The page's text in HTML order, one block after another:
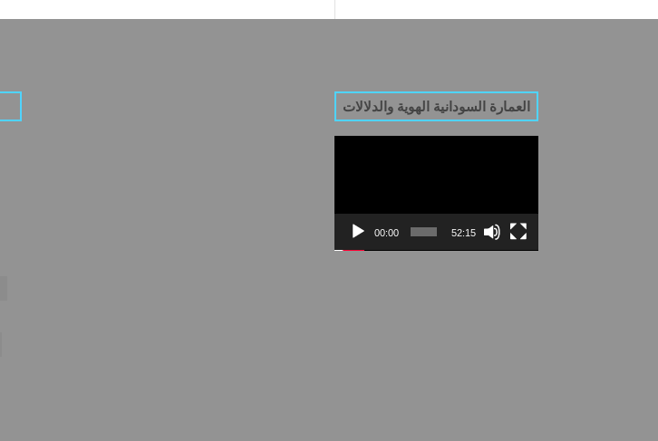
العمارة السودانية الهوية والدلالات
00:00 52:15